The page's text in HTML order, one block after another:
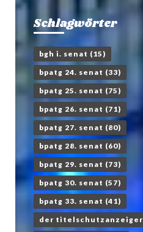
Schlagwörter
bgh i. senat (15)
bpatg 24. senat (33)
bpatg 25. senat (75)
bpatg 26. senat (71)
bpatg 27. senat (80)
bpatg 28. senat (60)
bpatg 29. senat (73)
bpatg 30. senat (57)
bpatg 33. senat (41)
der titelschutzanzeiger